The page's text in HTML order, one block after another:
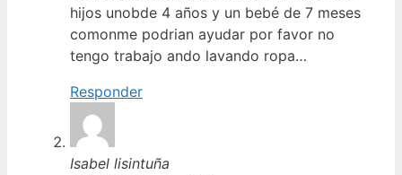
hijos unobde 4 años y un bebé de 7 meses
comonme podrian ayudar por favor no
tengo trabajo ando lavando ropa…
Responder
Isabel lisintuña